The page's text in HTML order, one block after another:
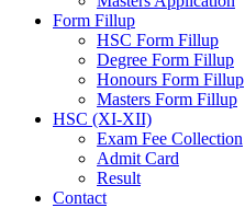
Form Fillup
HSC Form Fillup
Degree Form Fillup
Honours Form Fillup
Masters Form Fillup
HSC (XI-XII)
Exam Fee Collection
Admit Card
Result
Contact